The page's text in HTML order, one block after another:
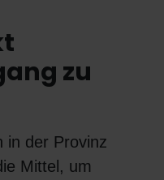
zu
in der Provinz
Mittel, um